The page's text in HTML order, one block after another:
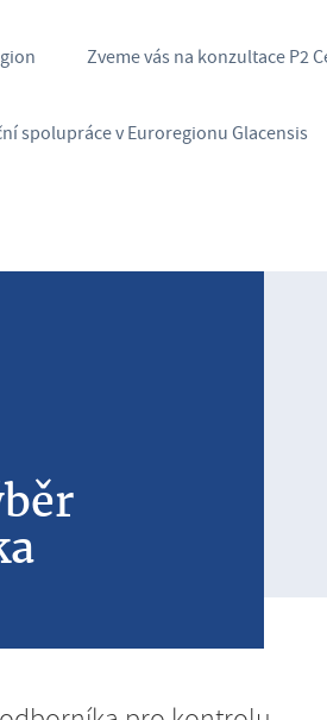
Zveme vás na konzultace P2
spolupráce v Euroregionu Glacensis